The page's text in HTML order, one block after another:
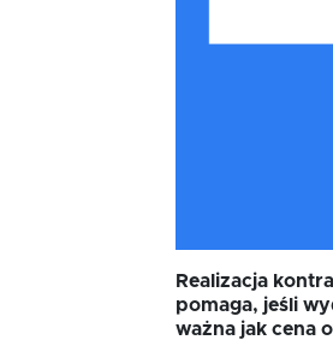
Oferta
Realizacja
pomaga, jeśli
ważna jak cena